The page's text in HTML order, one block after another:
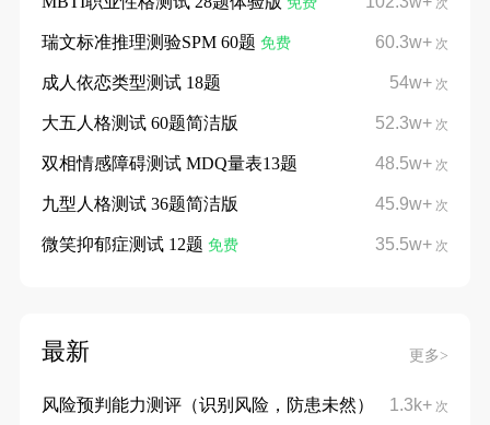
次
60.3w+ 次
瑞文标准推理测验SPM 60题 免费
54w+ 次
成人依恋类型测试 18题
52.3w+ 次
大五人格测试 60题简洁版
48.5w+ 次
双相情感障碍测试 MDQ量表13题
45.9w+ 次
九型人格测试 36题简洁版
35.5w+ 次
微笑抑郁症测试 12题 免费
最新 更多>
1.3k+ 次
风险预判能力测评（识别风险，防患未然）